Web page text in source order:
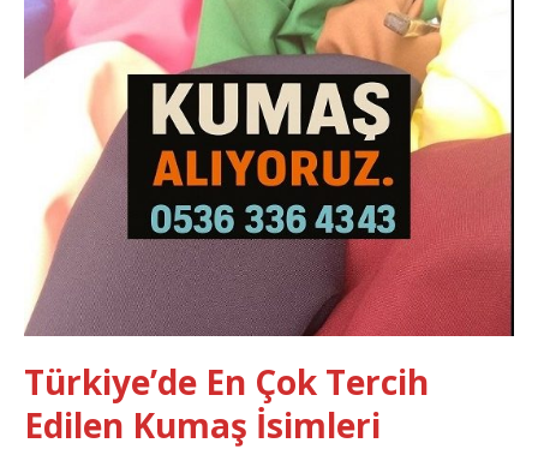
Türkiye’de En Çok Tercih
Edilen Kumaş İsimleri